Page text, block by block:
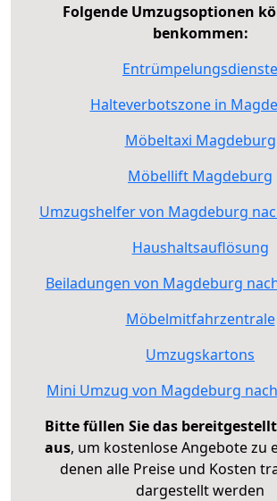
Folgende Umzugsoptionen
benkommen:
Entrümpelungsdienste
Halteverbotszone in
Möbeltaxi Magdeburg
Möbellift Magdeburg
Umzugshelfer von Magdeburg
Haushaltsauflösung
Beiladungen von Magdeburg
Möbelmitfahrzentrale
Umzugskartons
Mini Umzug von Magdeburg
Bitte füllen Sie das
aus, um kostenlose Angebote zu
denen alle Preise und Kosten
dargestellt werden